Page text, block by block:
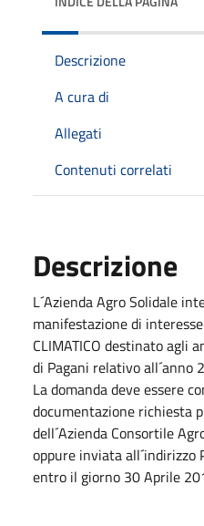
Descrizione
A cura di
Allegati
Contenuti correlati
Descrizione
L´Azienda Agro Solidale
manifestazione di
CLIMATICO destinato agli
di Pagani relativo all´anno
La domanda deve essere
documentazione richiesta
dell´Azienda Consortile
oppure inviata all´indirizzo
entro il giorno 30 Aprile